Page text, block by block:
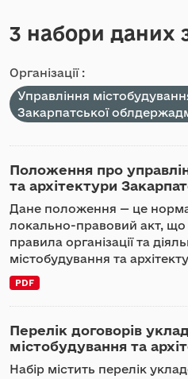
3 набори даних
Організації :
Управління
Закарпатської
Положення про
та архітектури
Дане положення — це
локально-правовий акт, що
правила організації та
містобудування та
PDF
Перелік договорів
містобудування та
Набір містить перелік